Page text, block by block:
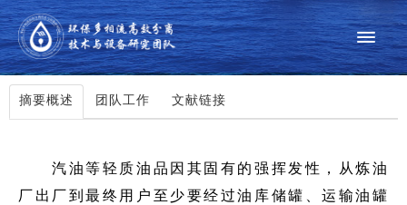
摘要概述 团队工作 文献链接
汽油等轻质油品因其固有的强挥发性，从炼油
厂出厂到最终用户至少要经过油库储罐、运输油罐